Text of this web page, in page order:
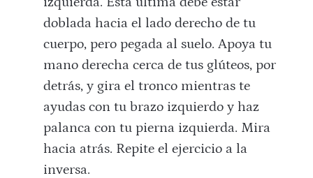
doblada hacia el lado derecho de tu
cuerpo, pero pegada al suelo. Apoya tu
mano derecha cerca de tus glúteos, por
detrás, y gira el tronco mientras te
ayudas con tu brazo izquierdo y haz
palanca con tu pierna izquierda. Mira
hacia atrás. Repite el ejercicio a la
inversa.